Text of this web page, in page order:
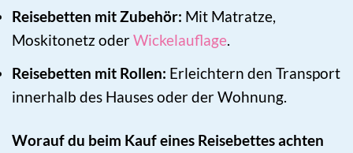
Reisebetten mit Zubehör: Mit Matratze,
Moskitonetz oderWickelauflage.
Reisebetten mit Rollen: Erleichtern den Transport
innerhalb des Hauses oder der Wohnung.
Worauf du beim Kauf eines Reisebettes achten